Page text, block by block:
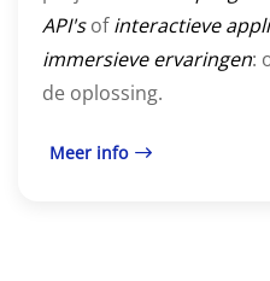
API'sofinteractieve
immersieve ervaringen:
de oplossing.
Meer info